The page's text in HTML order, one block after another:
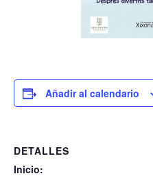
Añadir al calendario
DETALLES
Inicio: